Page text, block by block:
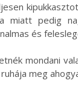
miatt pedig
és
mondani
meg